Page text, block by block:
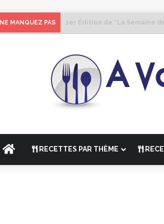
NE MANQUEZ PAS 1er Édition de “La Semaine
ACCUEILRECETTES PAR THÈME